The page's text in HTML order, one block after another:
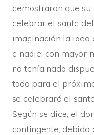
demostraron que
celebrar el santo
imaginación la idea
a nadie; con mayor
no tení­a nada
todo para el
se celebrará el
Según se dice, el
contingente, debido